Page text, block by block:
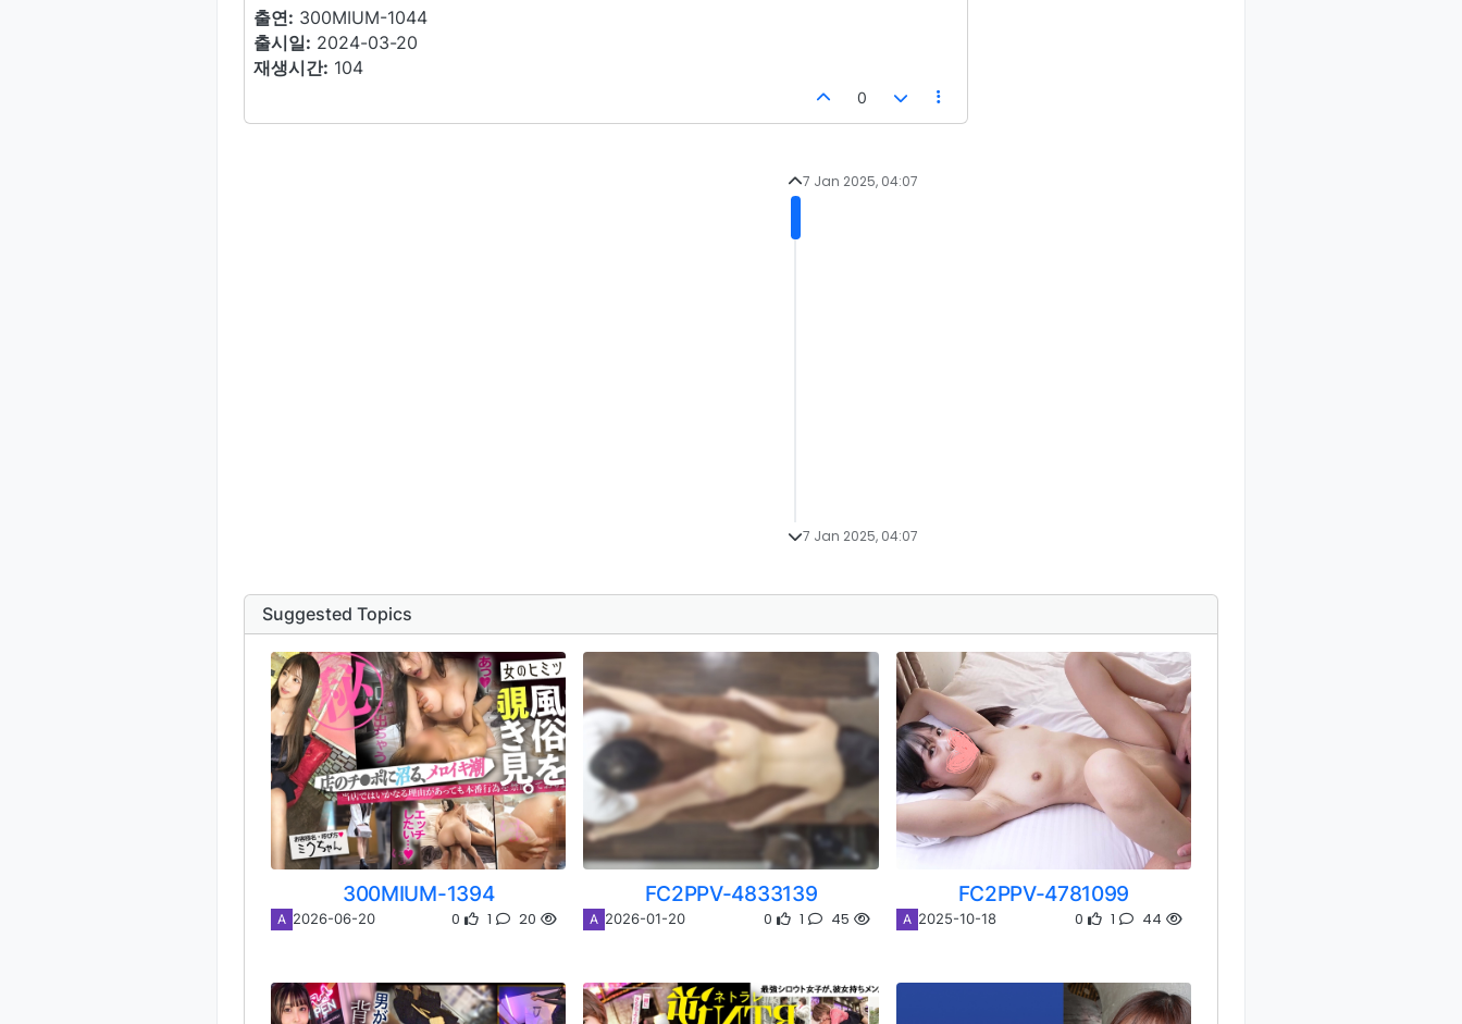
출연: 300MIUM-1044
출시일: 2024-03-20
재생시간: 104
0
7 Jan 2025, 04:07
7 Jan 2025, 04:07
Suggested Topics
300MIUM-1394
A 2026-06-20 0 1 20
FC2PPV-4833139
A 2026-01-20 0 1 45
FC2PPV-4781099
A 2025-10-18 0 1 44